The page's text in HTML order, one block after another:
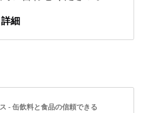
詳細
- 缶飲料と食品の信頼できる